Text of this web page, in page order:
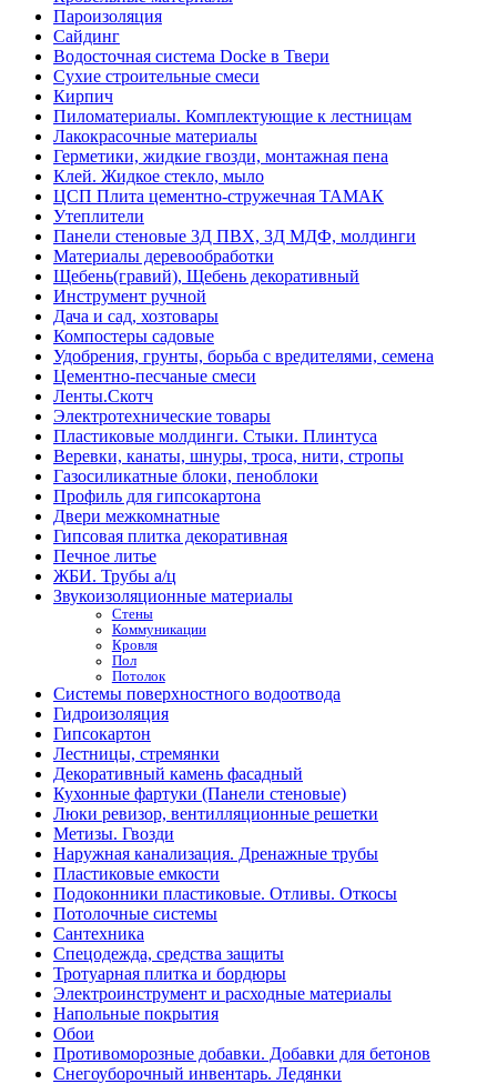
Пароизоляция
Сайдинг
Водосточная система Docke в Твери
Сухие строительные смеси
Кирпич
Пиломатериалы. Комплектующие к лестницам
Лакокрасочные материалы
Герметики, жидкие гвозди, монтажная пена
Клей. Жидкое стекло, мыло
ЦСП Плита цементно-стружечная ТАМАК
Утеплители
Панели стеновые 3Д ПВХ, 3Д МДФ, молдинги
Материалы деревообработки
Щебень(гравий), Щебень декоративный
Инструмент ручной
Дача и сад, хозтовары
Компостеры садовые
Удобрения, грунты, борьба с вредителями, семена
Цементно-песчаные смеси
Ленты.Скотч
Электротехнические товары
Пластиковые молдинги. Стыки. Плинтуса
Веревки, канаты, шнуры, троса, нити, стропы
Газосиликатные блоки, пеноблоки
Профиль для гипсокартона
Двери межкомнатные
Гипсовая плитка декоративная
Печное литье
ЖБИ. Трубы а/ц
Звукоизоляционные материалы
Стены
Коммуникации
Кровля
Пол
Потолок
Системы поверхностного водоотвода
Гидроизоляция
Гипсокартон
Лестницы, стремянки
Декоративный камень фасадный
Кухонные фартуки (Панели стеновые)
Люки ревизор, вентилляционные решетки
Метизы. Гвозди
Наружная канализация. Дренажные трубы
Пластиковые емкости
Подоконники пластиковые. Отливы. Откосы
Потолочные системы
Сантехника
Спецодежда, средства защиты
Тротуарная плитка и бордюры
Электроинструмент и расходные материалы
Напольные покрытия
Обои
Противоморозные добавки. Добавки для бетонов
Снегоуборочный инвентарь. Ледянки